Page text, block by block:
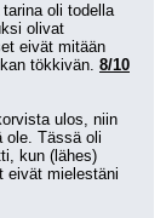
oli todella
olivat
eivät mitään
tökkivän. 8/10
ulos, niin
ole. Tässä oli
kun (lähes)
eivät mielestäni